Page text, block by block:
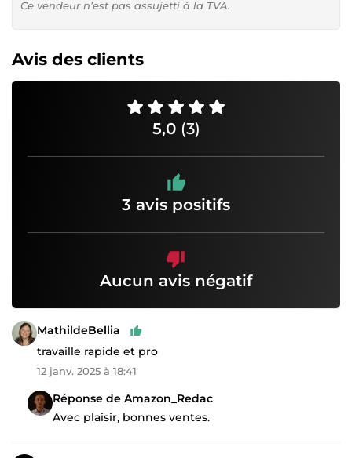
Ce vendeur n’est pas assujetti à la TVA.
Avis des clients
5,0 (3)
3 avis positifs
Aucun avis négatif
MathildeBellia
travaille rapide et pro
12 janv. 2025 à 18:41
Réponse de Amazon_Redac
Avec plaisir, bonnes ventes.